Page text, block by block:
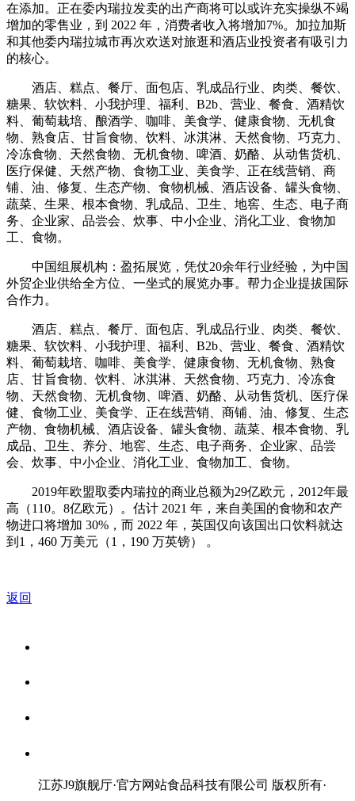
在添加。正在委内瑞拉发卖的出产商将可以或许充实操纵不竭
增加的零售业，到 2022 年，消费者收入将增加7%。加拉加斯
和其他委内瑞拉城市再次欢送对旅逛和酒店业投资者有吸引力
的核心。
酒店、糕点、餐厅、面包店、乳成品行业、肉类、餐饮、
糖果、软饮料、小我护理、福利、B2b、营业、餐食、酒精饮
料、葡萄栽培、酿酒学、咖啡、美食学、健康食物、无机食
物、熟食店、甘旨食物、饮料、冰淇淋、天然食物、巧克力、
冷冻食物、天然食物、无机食物、啤酒、奶酪、从动售货机、
医疗保健、天然产物、食物工业、美食学、正在线营销、商
铺、油、修复、生态产物、食物机械、酒店设备、罐头食物、
蔬菜、生果、根本食物、乳成品、卫生、地窖、生态、电子商
务、企业家、品尝会、炊事、中小企业、消化工业、食物加
工、食物。
中国组展机构：盈拓展览，凭仗20余年行业经验，为中国
外贸企业供给全方位、一坐式的展览办事。帮力企业提拔国际
合作力。
酒店、糕点、餐厅、面包店、乳成品行业、肉类、餐饮、
糖果、软饮料、小我护理、福利、B2b、营业、餐食、酒精饮
料、葡萄栽培、咖啡、美食学、健康食物、无机食物、熟食
店、甘旨食物、饮料、冰淇淋、天然食物、巧克力、冷冻食
物、天然食物、无机食物、啤酒、奶酪、从动售货机、医疗保
健、食物工业、美食学、正在线营销、商铺、油、修复、生态
产物、食物机械、酒店设备、罐头食物、蔬菜、根本食物、乳
成品、卫生、养分、地窖、生态、电子商务、企业家、品尝
会、炊事、中小企业、消化工业、食物加工、食物。
2019年欧盟取委内瑞拉的商业总额为29亿欧元，2012年最
高（110。8亿欧元）。估计 2021 年，来自美国的食物和农产
物进口将增加 30%，而 2022 年，英国仅向该国出口饮料就达
到1，460 万美元（1，190 万英镑） 。
返回
江苏J9旗舰厅·官方网站食品科技有限公司 版权所有·